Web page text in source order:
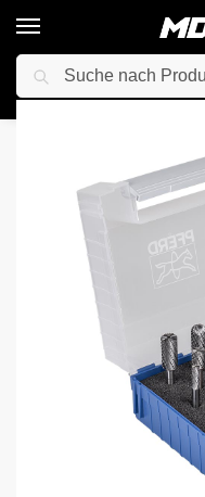
Startseite / Zubehör &